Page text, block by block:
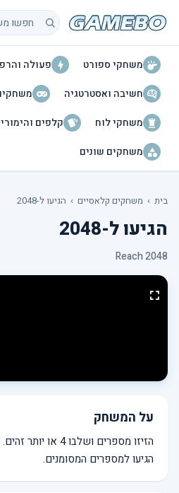
חיפוש
משחקי ספורט
פעולה
חשיבה ואסטרטגיה
משחקי לוח
קלפים
משחקים שונים
בית › משחקים קלאסיים › הגיעו ל-2048
הגיעו ל-2048
Reach 2048
על המשחק
הזיזו מספרים
הגיעו למספרים המסומנים.